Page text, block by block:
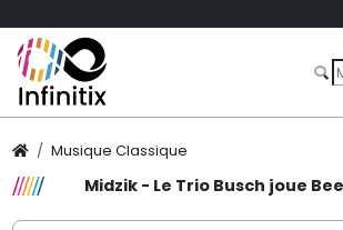
Musique Classique
Midzik - Le Trio Busch joue